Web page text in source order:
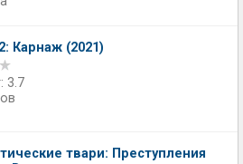
Карнаж (2021)
3.7
твари: Преступления